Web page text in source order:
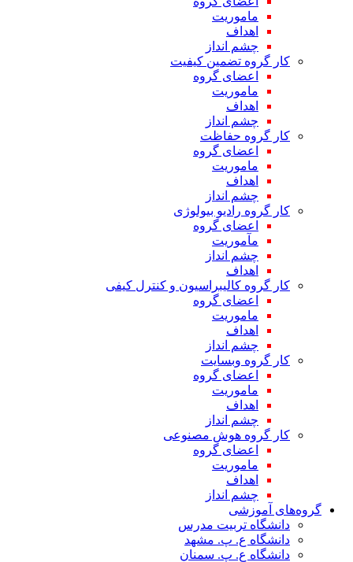
ماموریت
اهداف
چشم انداز
کار گروه تضمین کیفیت
اعضای گروه
ماموریت
اهداف
چشم انداز
کار گروه حفاظت
اعضای گروه
ماموریت
اهداف
چشم انداز
کار گروه رادیو بیولوژی
اعضای گروه
مآموریت
چشم انداز
اهداف
کار گروه کالیبراسیون و کنترل کیفی
اعضای گروه
ماموریت
اهداف
چشم انداز
کار گروه وبسایت
اعضای گروه
ماموریت
اهداف
چشم انداز
کار گروه هوش مصنوعی
اعضای گروه
ماموریت
اهداف
چشم انداز
گروه‌های آموزشی
دانشگاه تربیت مدرس
دانشگاه ع. پ. مشهد
دانشگاه ع. پ. سمنان